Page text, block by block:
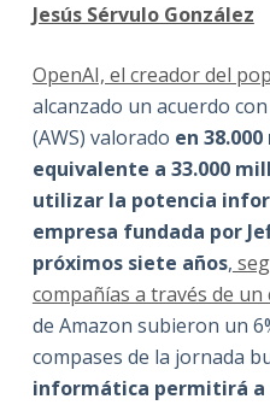
Jesús Sérvulo González
OpenAI, el creador del
alcanzado un acuerdo
(AWS) valorado en
equivalente a 33.000
utilizar la potencia
empresa fundada por
próximos siete años,
compañías a través de un
de Amazon subieron un
compases de la jornada
informática permitirá a